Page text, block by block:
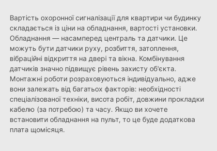
Вартість охоронної сигналізації для квартири чи будинку
складається із ціни на обладнання, вартості установки.
Обладнання — насамперед централь та датчики. Це
можуть бути датчики руху, розбиття, затоплення,
вібраційні відкриття на двері та вікна. Комбінування
датчиків значно підвищує рівень захисту об'єкта.
Монтажні роботи розраховуються індивідуально, адже
вони залежать від багатьох факторів: необхідності
спеціалізованої техніки, висота робіт, довжини прокладки
кабелю (за потребою) та часу. Якщо ви хочете
встановити обладнання на пульт, то це буде додаткова
плата щомісяця.